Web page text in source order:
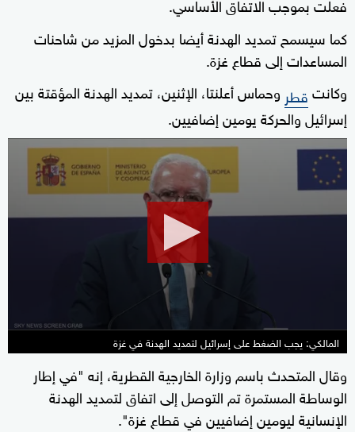
كما سيسمح تمديد الهدنة أيضا بدخول المزيد من شاحنات
المساعدات إلى قطاع غزة.
وكانتقطر وحماس أعلنتا، الإثنين، تمديد الهدنة المؤقتة بين
إسرائيل والحركة يومين إضافيين.
seconds
المالكي: يجب الضغط على إسرائيل لتمديد الهدنة في غزة
وقال المتحدث باسم وزارة الخارجية القطرية، إنه "في إطار
الوساطة المستمرة تم التوصل إلى اتفاق لتمديد الهدنة
الإنسانية ليومين إضافيين في قطاع غزة".